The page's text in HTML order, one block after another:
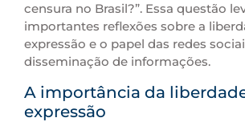
censura no Brasil?”. Essa questão
importantes reflexões sobre a
expressão e o papel das redes
disseminação de informações.
A importância da
expressão